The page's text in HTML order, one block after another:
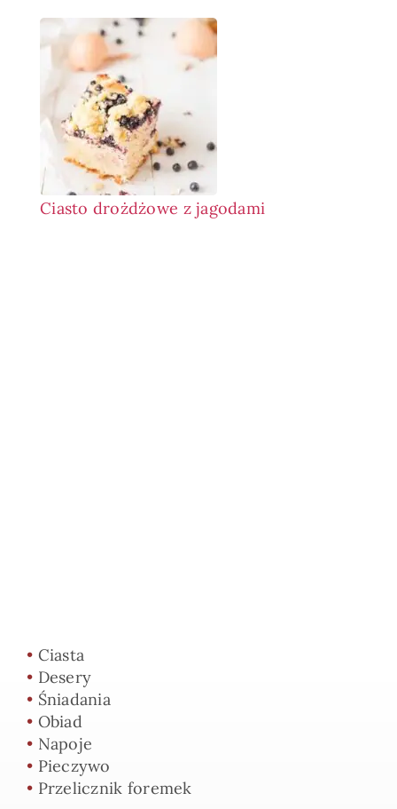
Ciasto drożdżowe z jagodami
• Ciasta
• Desery
• Śniadania
• Obiad
• Napoje
• Pieczywo
• Przelicznik foremek